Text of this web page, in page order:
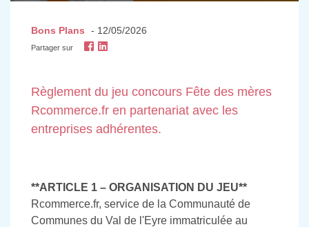
Bons Plans - 12/05/2026
Partager sur
Règlement du jeu concours Fête des mères
Rcommerce.fr en partenariat avec les
entreprises adhérentes.
**ARTICLE 1 – ORGANISATION DU JEU**
Rcommerce.fr, service de la Communauté de
Communes du Val de l'Eyre immatriculée au